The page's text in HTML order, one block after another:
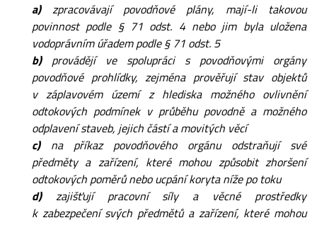
a)zpracovávají povodňové plány, mají-li takovou
povinnost podle § 71 odst. 4 nebo jim byla uložena
vodoprávním úřadem podle § 71 odst. 5
b)provádějí ve spolupráci s povodňovými orgány
povodňové prohlídky, zejména prověřují stav objektů
v záplavovém území z hlediska možného ovlivnění
odtokových podmínek v průběhu povodně a možného
odplavení staveb, jejich částí a movitých věcí
c)na příkaz povodňového orgánu odstraňují své
předměty a zařízení, které mohou způsobit zhoršení
odtokových poměrů nebo ucpání koryta níže po toku
d)zajišťují pracovní síly a věcné prostředky
k zabezpečení svých předmětů a zařízení, které mohou